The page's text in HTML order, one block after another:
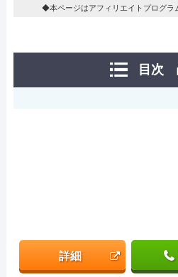
◆本ページはアフィリエイトプログラ
目次
詳細